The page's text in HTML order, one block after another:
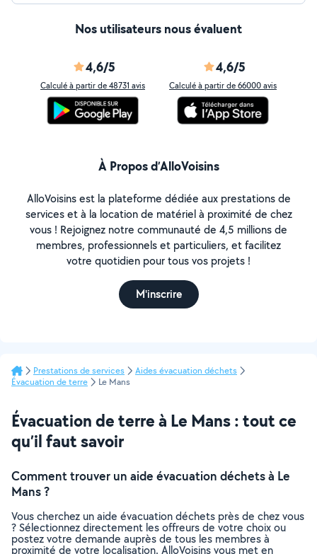
Nos utilisateurs nous évaluent
4,6/5
Calculé à partir de 48731 avis
4,6/5
Calculé à partir de 66000 avis
À Propos d’AlloVoisins
AlloVoisins est la plateforme dédiée aux prestations de
services et à la location de matériel à proximité de chez
vous ! Rejoignez notre communauté de 4,5 millions de
membres, professionnels et particuliers, et facilitez
votre quotidien pour tous vos projets !
M'inscrire
Prestations de services
Aides évacuation déchets
Évacuation de terre
Le Mans
Évacuation de terre à Le Mans : tout ce
qu’il faut savoir
Comment trouver un aide évacuation déchets à Le
Mans ?
Vous cherchez un aide évacuation déchets près de chez vous
? Sélectionnez directement les offreurs de votre choix ou
postez votre demande auprès de tous les membres à
proximité de votre localisation. AlloVoisins vous met en